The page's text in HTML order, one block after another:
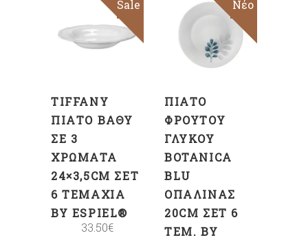
Sale
ΕΠΙΛΟΓΉ
TIFFANY
ΠΙΆΤΟ ΒΑΘΎ
ΣΕ 3
ΧΡΏΜΑΤΑ
24×3,5CM ΣΕΤ
6 ΤΕΜΆΧΙΑ
BY ESPIEL®
33.50€
Sale
Νέο
ΠΡΟΣΘΉΚΗ
ΣΤΟ
ΚΑΛΆΘΙ
ΠΙΆΤΟ
ΦΡΟΎΤΟΥ
ΓΛΥΚΟΎ
BOTANICA
BLU
ΟΠΑΛΊΝΑΣ
20CM ΣΕΤ 6
ΤΕΜ. BY